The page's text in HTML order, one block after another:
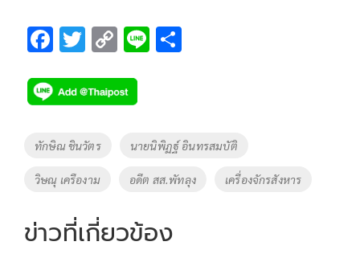
F
e
b
o
k
T
tt
er
C
p
y
Li
k
Li
Tags
ทักษิณ ชินวัตร นายนิพิฏฐ์ อินทรสมบัติ
วิษณุ เครืองาม อดีต สส.พัทลุง เครื่องจักรสังหาร
ข่าวที่เกี่ยวข้อง